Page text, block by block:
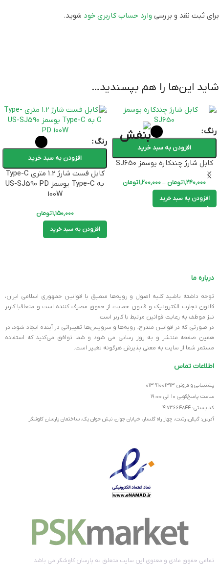
برای ثبت نقد و بررسی وارد حساب کاربری خود شوید.
شاید این‌ها را هم بپسندید…
رنگ
افزودن به سبد خرید
کابل شارژ چندکاره یوسمز SJ650
۱,۲۴۰,۰۰۰تومان –۱,۲۰۰,۰۰۰تومان
افزودن به سبد خرید
رنگ
افزودن به سبد خرید
کابل فست شارژ 1.2 متری Type-C
به Type-C یوسمز US-SJ590 PD
100W
۱,۱۵۰,۰۰۰تومان
افزودن به سبد خرید
درباره ما
توجه داشته باشید کلیه اصول و رویه‏‌ها منطبق با قوانین جمهوری اسلامی ایران،
قانون تجارت الکترونیک و قانون حمایت از حقوق مصرف کننده است و متعاقبا کاربر
نیز موظف به رعایت قوانین مرتبط با کاربر است.
در صورتی که در قوانین مندرج، رویه‏‌ها و سرویس‏‌ها تغییراتی در آینده ایجاد شود، در
همین صفحه منتشر و به روز رسانی می شود و شما توافق می‏‌کنید که استفاده
مستمر شما از سایت به معنی پذیرش هرگونه تغییر است.
اطلاعات تماس
پشتیبانی و فروش ۹۱۰۰۱۳۱۳-۰۱۳
ساعت پاسخ‌گویی ۱۰ الی ۱۹:۰۰
کد پستی: ۴۱۷۳۶۶۴۸۴۴
آدرس: گیلان، رشت، چهار راه گلسار، خیابان جوان، نبش جوان یک، ساختمان پارسان کاوشگر
تمامی حقوق مادی و معنوی این سایت متعلق به پارسان کاوشگر می باشد.